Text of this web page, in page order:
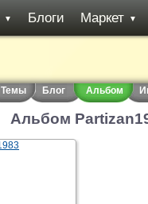
▼ Блоги Маркет ▼
Темы Блог Альбом
Альбом